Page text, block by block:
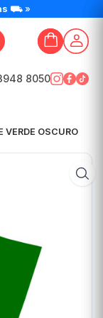
⛟ »
8050
VERDE OSCURO